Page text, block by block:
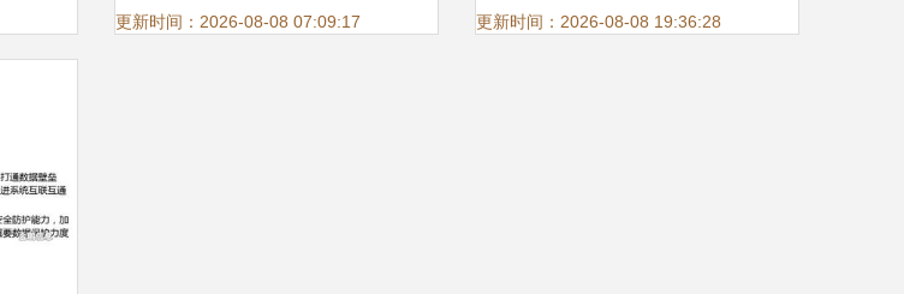
关键一环
更新时间：2026-08-08 07:09:17 的创新展示
更新时间：2026-08-08 19:36:28